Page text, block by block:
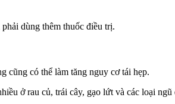
dùng thêm thuốc điều trị.
cũng có thể làm tăng nguy cơ tái hẹp.
ở rau củ, trái cây, gạo lứt và các loại ngũ